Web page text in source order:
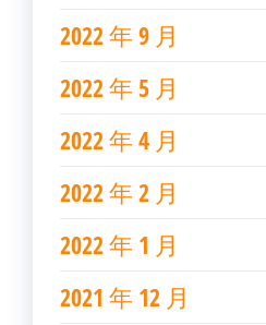
2022 年 9 月
2022 年 5 月
2022 年 4 月
2022 年 2 月
2022 年 1 月
2021 年 12 月